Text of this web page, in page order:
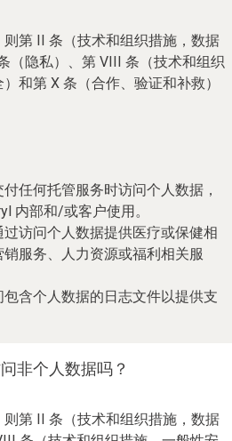
第 II 条（技术和组织措施，数据
（隐私）、第 VIII 条（技术和组织
和第 X 条（合作、验证和补救）
任何托管服务时访问个人数据，
内部和/或客户使用。
访问个人数据提供医疗或保健相
销服务、人力资源或福利相关服
含个人数据的日志文件以提供支
非个人数据吗？
第 II 条（技术和组织措施，数据